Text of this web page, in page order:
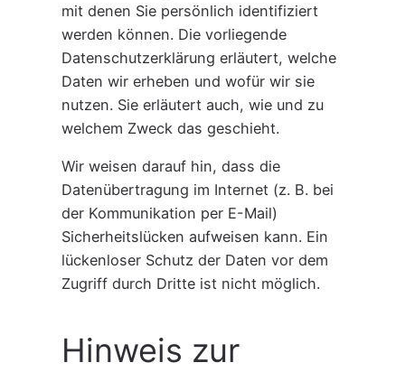
mit denen Sie persönlich identifiziert
werden können. Die vorliegende
Datenschutzerklärung erläutert, welche
Daten wir erheben und wofür wir sie
nutzen. Sie erläutert auch, wie und zu
welchem Zweck das geschieht.
Wir weisen darauf hin, dass die
Datenübertragung im Internet (z. B. bei
der Kommunikation per E-Mail)
Sicherheitslücken aufweisen kann. Ein
lückenloser Schutz der Daten vor dem
Zugriff durch Dritte ist nicht möglich.
Hinweis zur